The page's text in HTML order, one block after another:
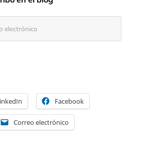
Facebook
Correo electrónico